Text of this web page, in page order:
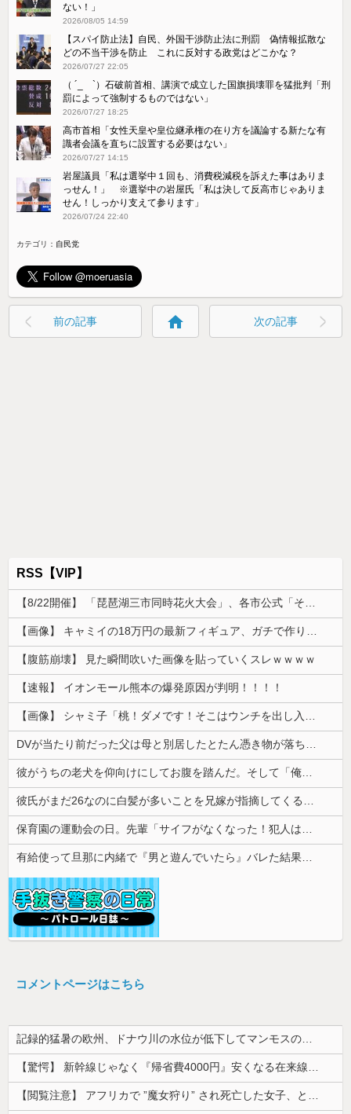
ない！」
2026/08/05 14:59
【スパイ防止法】自民、外国干渉防止法に刑罰 偽情報拡散な
どの不当干渉を防止 これに反対する政党はどこかな？
2026/07/27 22:05
（ ´_ゝ`）石破前首相、講演で成立した国旗損壊罪を猛批判「刑
罰によって強制するものではない」
2026/07/27 18:25
高市首相「女性天皇や皇位継承権の在り方を議論する新たな有
識者会議を直ちに設置する必要はない」
2026/07/27 14:15
岩屋議員「私は選挙中１回も、消費税減税を訴えた事はありま
っせん！」 ※選挙中の岩屋氏「私は決して反高市じゃありま
せん！しっかり支えて参ります」
2026/07/24 22:40
カテゴリ： 自民党
前の記事 home 次の記事
RSS【VIP】
【腹筋崩壊】 見た瞬間吹いた画像を貼っていくスレｗｗｗｗ
【速報】 イオンモール熊本の爆発原因が判明！！！！
コメントページはこちら
記録的猛暑の欧州、ドナウ川の水位が低下してマンモスの骨や沈没したドイツ軍の戦艦が出現
【驚愕】 新幹線じゃなく『帰省費4000円』安くなる在来線で帰省した結果ｗｗｗｗｗ
【閲覧注意】 アフリカで ”魔女狩り” され死亡した女子、とんでもなくエ□い体してると話題に